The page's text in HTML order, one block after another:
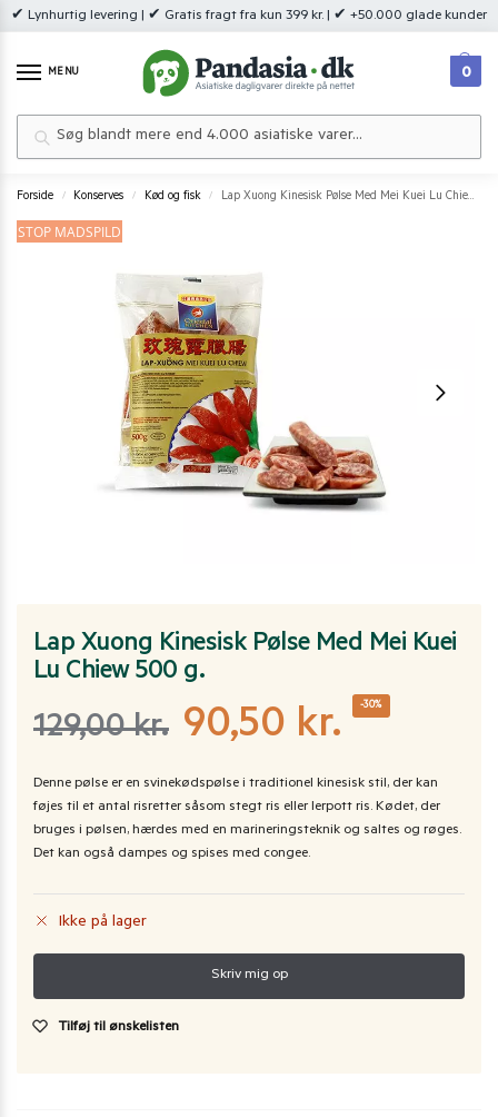
✔ Lynhurtig levering | ✔ Gratis fragt fra kun 399 kr. | ✔ +50.000 glade kunder
MENU 0
Forside / Konserves / Kød og fisk / Lap Xuong Kinesisk Pølse Med Mei Kuei Lu Chiew 500 g.
STOP MADSPILD
Lap Xuong Kinesisk Pølse Med Mei Kuei
Lu Chiew 500 g.
129,00kr. 90,50 kr. -30%
Denne pølse er en svinekødspølse i traditionel kinesisk stil, der kan
føjes til et antal risretter såsom stegt ris eller lerpott ris. Kødet, der
bruges i pølsen, hærdes med en marineringsteknik og saltes og røges.
Det kan også dampes og spises med congee.
Ikke på lager
Tilføj til ønskelisten